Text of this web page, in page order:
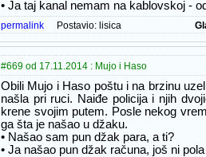
• Ja taj kanal nemam na kablovskoj -
permalink Postavio: lisica
#669 od 17.11.2014 : Mujo i Haso
Obili Mujo i Haso poštu i na brzinu
našla pri ruci. Naiđe policija i njih
krene svojim putem. Posle nekog
ga šta je našao u džaku.
• Našao sam pun džak para, a ti?
• Ja našao pun džak računa, još ni